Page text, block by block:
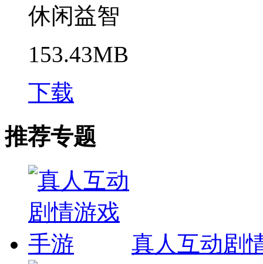
休闲益智
153.43MB
下载
推荐专题
真人互动剧